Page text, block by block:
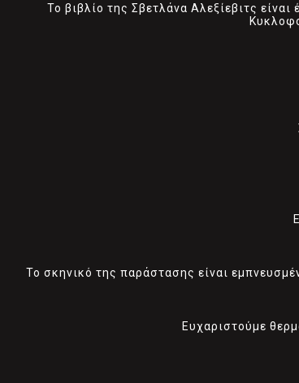
Το βιβλίο της Σβετλάνα Αλεξίεβιτς
Το σκηνικό της παράστασης είναι
Ευχαριστούμε